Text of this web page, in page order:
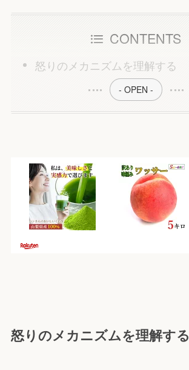
CONTENTS
怒りのメカニズムを理解する
- OPEN -
怒りのメカニズムを理解する